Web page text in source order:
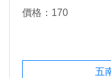
價格：170
五